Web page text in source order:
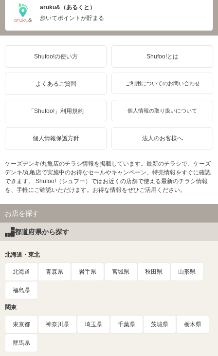
aruku&（あるくと）
歩いてポイントが貯まる
Shufoo!の使い方 Shufoo!とは
よくあるご質問 ご利用についてのお問い合わせ
「Shufoo!」利用規約 個人情報の取り扱いについて
個人情報保護方針 法人のお客様へ
ケーズデンキ/丸亀店のチラシ情報を掲載しています。最新のチラシで、ケーズ
デンキ/丸亀店で実施中のお得なセールやキャンペーン、特売情報をすぐに確認
できます。 Shufoo!（シュフー）ではお近くの店舗で使える最新のチラシ情報
を、手軽にご確認いただけます。お得な情報をぜひご活用ください。
お店を探す
都道府県から探す
北海道・東北
北海道 青森県 岩手県 宮城県 秋田県 山形県
福島県
関東
東京都 神奈川県 埼玉県 千葉県 茨城県 栃木県
群馬県